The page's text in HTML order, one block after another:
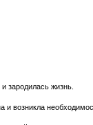
зародилась жизнь.
возникла